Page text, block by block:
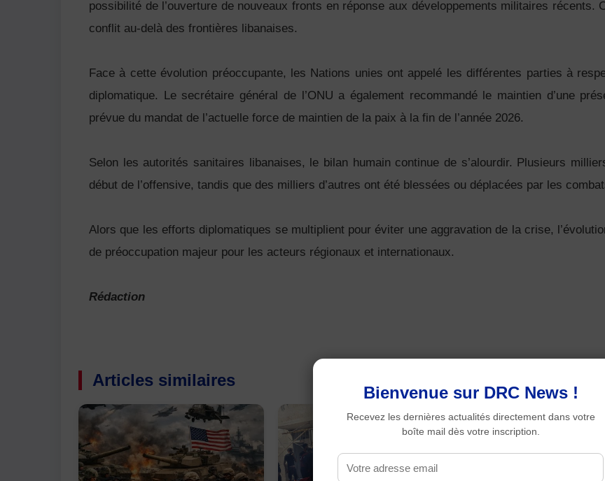
possibilité de l’ouverture de nouveaux fronts en réponse aux développements militaires
conflit au-delà des frontières libanaises.
Face à cette évolution préoccupante, les Nations unies ont appelé les différentes parties à
diplomatique. Le secrétaire général de l’ONU a également recommandé le maintien d’une
prévue du mandat de l’actuelle force de maintien de la paix à la fin de l’année 2026.
Selon les autorités sanitaires libanaises, le bilan humain continue de s’alourdir. Plusieurs
début de l’offensive, tandis que des milliers d’autres ont été blessées ou déplacées par les
Alors que les efforts diplomatiques se multiplient pour éviter une aggravation de la crise,
de préoccupation majeur pour les acteurs régionaux et internationaux.
Rédaction
Articles similaires
Bienvenue sur DRC News !
Recevez les dernières actualités directement dans votre
boîte mail dès votre inscription.